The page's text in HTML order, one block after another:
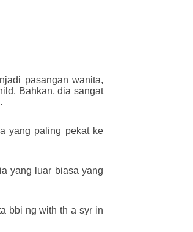
pasangan wanita,
Bahkan, dia sangat
yang paling pekat ke
yang luar biasa yang
bbi ng with th a syr in